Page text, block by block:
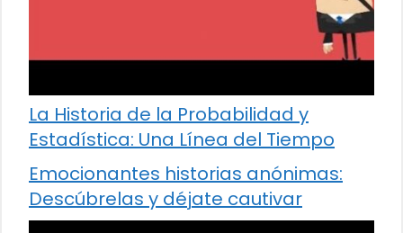
La Historia de la Probabilidad y
Estadística: Una Línea del Tiempo
Emocionantes historias anónimas:
Descúbrelas y déjate cautivar